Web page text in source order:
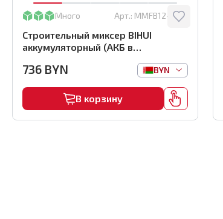
Много Арт.: MMFB12-2-BC
Строительный миксер BIHUI
аккумуляторный (АКБ в
736 BYN BYN
В корзину